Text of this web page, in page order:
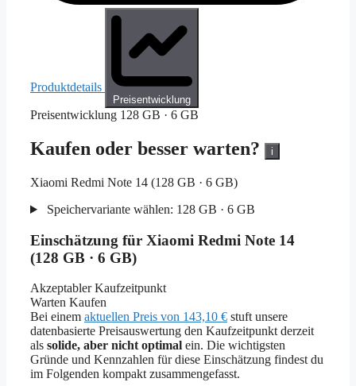
Produktdetails
Preisentwicklung
Preisentwicklung 128 GB · 6 GB
Kaufen oder besser warten? i
Xiaomi Redmi Note 14 (128 GB · 6 GB)
Speichervariante wählen: 128 GB · 6 GB
Einschätzung für Xiaomi Redmi Note 14
(128 GB · 6 GB)
Akzeptabler Kaufzeitpunkt
Warten Kaufen
Bei einem aktuellen Preis von 143,10 € stuft unsere
datenbasierte Preisauswertung den Kaufzeitpunkt derzeit
als solide, aber nicht optimal ein. Die wichtigsten
Gründe und Kennzahlen für diese Einschätzung findest du
im Folgenden kompakt zusammengefasst.